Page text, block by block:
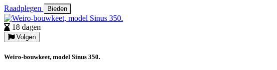
Raadplegen Bieden
18 dagen
Volgen
Weiro-bouwkeet, model Sinus 350.